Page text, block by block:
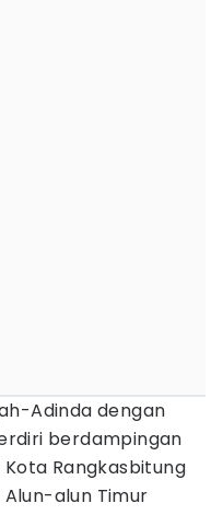
Adinda dengan
berdampingan
Rangkasbitung
alun Timur